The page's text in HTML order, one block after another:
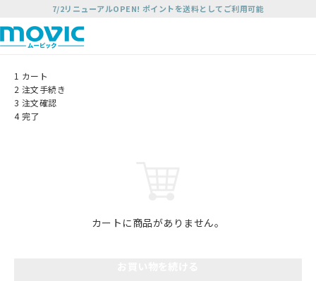
7/2リニューアルOPEN! ポイントを送料としてご利用可能
1 カート
2 注文手続き
3 注文確認
4 完了
カートに商品がありません。